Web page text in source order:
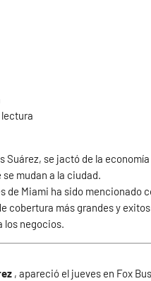
Suárez, se jactó de la
mudan a la ciudad.
de Miami ha sido mencionado
cobertura más grandes y
los negocios.
, apareció el jueves en Fox